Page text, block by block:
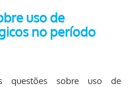
uso de
no período
questões sobre uso de